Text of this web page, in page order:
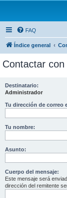
FAQ
Índice general
Contactar
Destinatario:
Administrador
Tu dirección de correo
Tu nombre:
Asunto:
Cuerpo del mensaje:
Este mensaje será
dirección del remitente